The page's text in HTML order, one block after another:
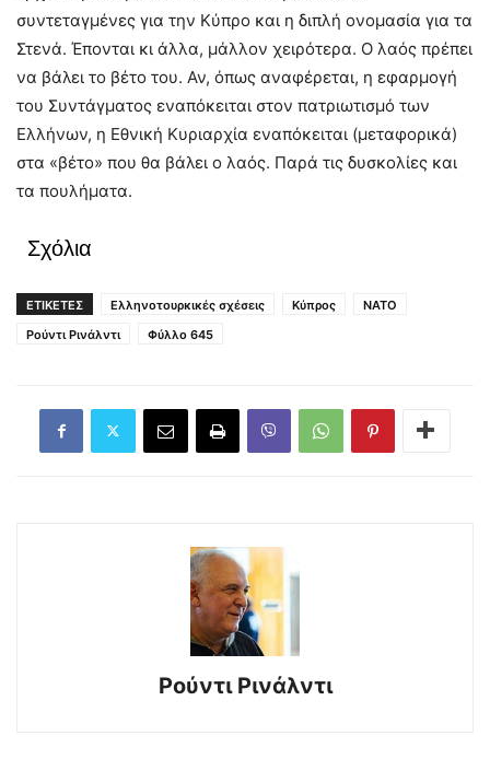
συντεταγμένες για την Κύπρο και η διπλή ονομασία για τα
Στενά. Έπονται κι άλλα, μάλλον χειρότερα. Ο λαός πρέπει
να βάλει το βέτο του. Αν, όπως αναφέρεται, η εφαρμογή
του Συντάγματος εναπόκειται στον πατριωτισμό των
Ελλήνων, η Εθνική Κυριαρχία εναπόκειται (μεταφορικά)
στα «βέτο» που θα βάλει ο λαός. Παρά τις δυσκολίες και
τα πουλήματα.
Σχόλια
ΕΤΙΚΕΤΕΣ Ελληνοτουρκικές σχέσεις Κύπρος
ΝΑΤΟ
Ρούντι Ρινάλντι
Φύλλο 645
Ρούντι Ρινάλντι